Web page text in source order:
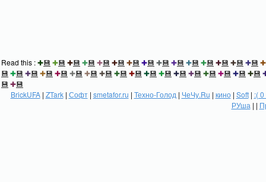
Read this :✚💾 ✚💾 ✚💾 ✚💾 ✚💾 ✚💾 ✚💾 ✚💾 ✚💾 ✚💾 ✚💾 ✚💾 ✚💾 ✚💾 ✚💾 ✚
💾 ✚💾 ✚💾 ✚💾 ✚💾 ✚💾 ✚💾 ✚💾 ✚💾 ✚💾 ✚💾 ✚💾 ✚💾 ✚💾 ✚💾 ✚💾 ✚💾 ✚💾
💾 ✚💾
BrickUFA| ZTark| Софт| smetafor.ru | Техно-Голод | ЧеЧу.Ru | кино| Soft| :(
РУша | |